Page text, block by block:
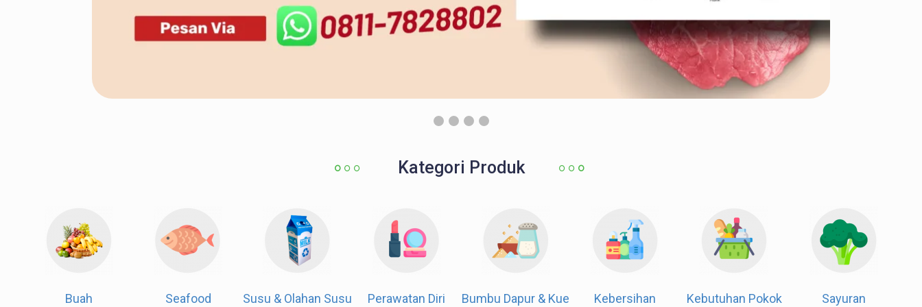
Kategori Produk
Kebutuhan Pokok
Kebersihan
Bumbu Dapur & Kue
Perawatan Diri
Susu & Olahan Susu
Seafood
Buah
Daging